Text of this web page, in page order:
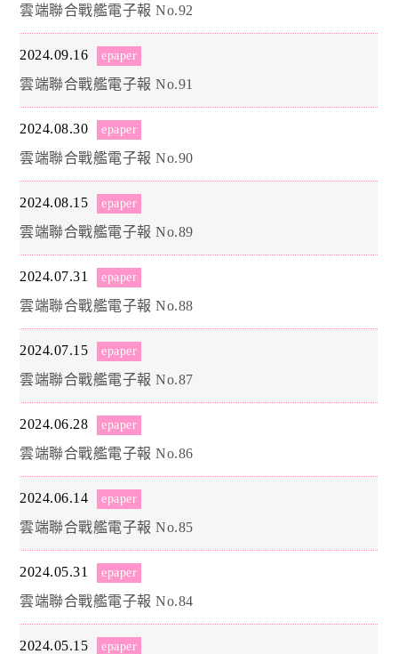
雲端聯合戰艦電子報 No.92
2024.09.16 epaper
雲端聯合戰艦電子報 No.91
2024.08.30 epaper
雲端聯合戰艦電子報 No.90
2024.08.15 epaper
雲端聯合戰艦電子報 No.89
2024.07.31 epaper
雲端聯合戰艦電子報 No.88
2024.07.15 epaper
雲端聯合戰艦電子報 No.87
2024.06.28 epaper
雲端聯合戰艦電子報 No.86
2024.06.14 epaper
雲端聯合戰艦電子報 No.85
2024.05.31 epaper
雲端聯合戰艦電子報 No.84
2024.05.15 epaper